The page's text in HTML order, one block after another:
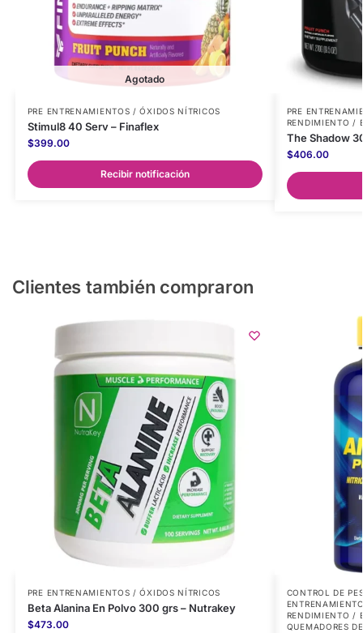
Agotado
PRE ENTRENAMIENTOS / ÓXIDOS NÍTRICOS
Stimul8 40 Serv – Finaflex
$399.00
Recibir notificación
PRE
RENDIMIENTO /
The Shadow
$406.00
Clientes también compraron
PRE ENTRENAMIENTOS / ÓXIDOS NÍTRICOS
Beta Alanina En Polvo 300 grs – Nutrakey
$473.00
CONTROL DE
RENDIMIENTO /
QUEMADORES